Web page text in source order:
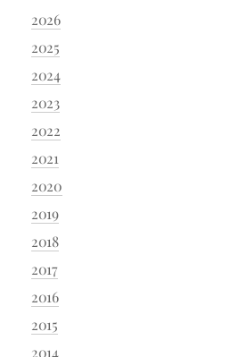
2026
2025
2024
2023
2022
2021
2020
2019
2018
2017
2016
2015
2014